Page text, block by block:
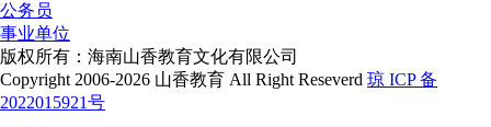
公务员
事业单位
版权所有：海南山香教育文化有限公司
Copyright 2006-2026 山香教育 All Right Reseverd 琼 ICP 备
2022015921号